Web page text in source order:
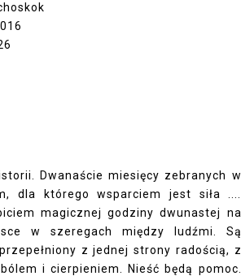
Dwanaście miesięcy zebranych w
dla którego wsparciem jest siła ....
magicznej godziny dwunastej na
w szeregach między ludźmi. Są
z jednej strony radością, z
i cierpieniem. Nieść będą pomoc.